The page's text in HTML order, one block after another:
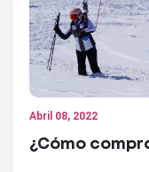
Abril 08, 2022
¿Cómo